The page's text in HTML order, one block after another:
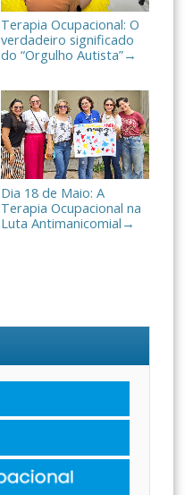
Terapia Ocupacional: O
verdadeiro significado
do “Orgulho Autista”→
Dia 18 de Maio: A
Terapia Ocupacional na
Luta Antimanicomial →